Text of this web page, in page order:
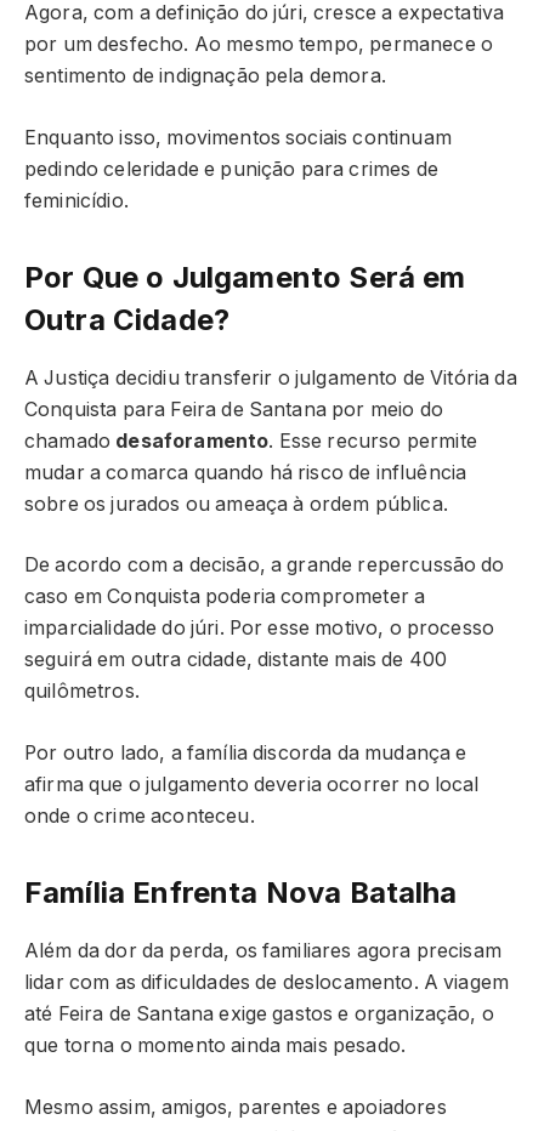
Agora, com a definição do júri, cresce a expectativa
por um desfecho. Ao mesmo tempo, permanece o
sentimento de indignação pela demora.
Enquanto isso, movimentos sociais continuam
pedindo celeridade e punição para crimes de
feminicídio.
Por Que o Julgamento Será em
Outra Cidade?
A Justiça decidiu transferir o julgamento de Vitória da
Conquista para Feira de Santana por meio do
chamado desaforamento. Esse recurso permite
mudar a comarca quando há risco de influência
sobre os jurados ou ameaça à ordem pública.
De acordo com a decisão, a grande repercussão do
caso em Conquista poderia comprometer a
imparcialidade do júri. Por esse motivo, o processo
seguirá em outra cidade, distante mais de 400
quilômetros.
Por outro lado, a família discorda da mudança e
afirma que o julgamento deveria ocorrer no local
onde o crime aconteceu.
Família Enfrenta Nova Batalha
Além da dor da perda, os familiares agora precisam
lidar com as dificuldades de deslocamento. A viagem
até Feira de Santana exige gastos e organização, o
que torna o momento ainda mais pesado.
Mesmo assim, amigos, parentes e apoiadores